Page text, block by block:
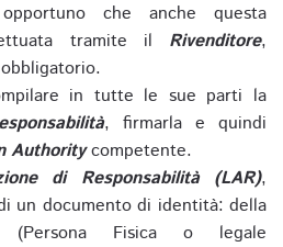
che anche questa
tramite il Rivenditore,
in tutte le sue parti la
, firmarla e quindi
Authoritycompetente.
di Responsabilità (LAR),
un documento di identità: della
Fisica o legale